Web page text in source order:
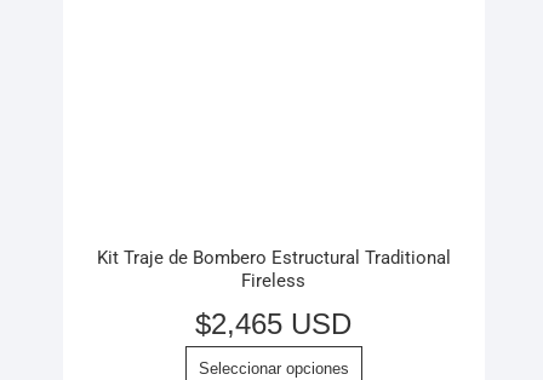
Kit Traje de Bombero Estructural Traditional
Fireless
$2,465 USD
Seleccionar opciones